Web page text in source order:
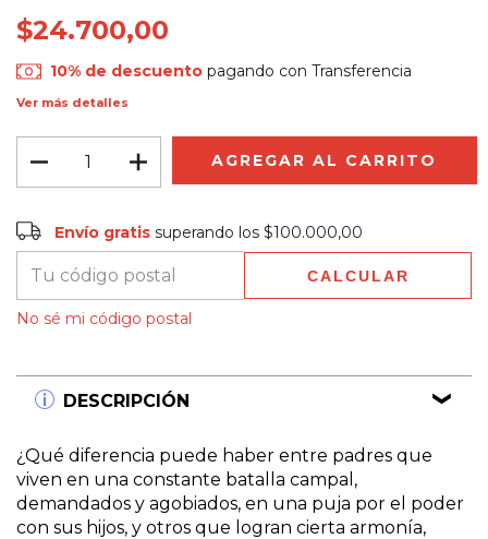
$24.700,00
10% de descuento pagando con Transferencia
Ver más detalles
Envío gratis
Entregas para el CP: CAMBIAR CP
Envío gratis superando los$100.000,00
CALCULAR
No sé mi código postal
DESCRIPCIÓN
¿Qué diferencia puede haber entre padres que
viven en una constante batalla campal,
demandados y agobiados, en una puja por el poder
con sus hijos, y otros que logran cierta armonía,